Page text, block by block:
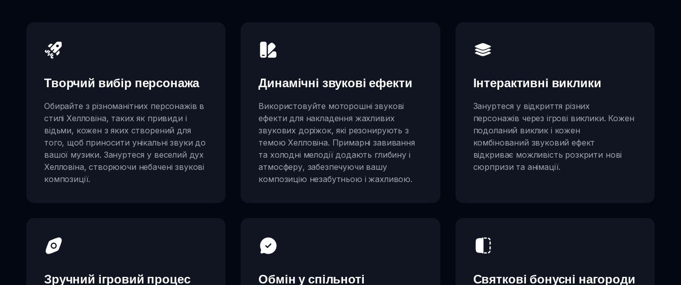
Творчий вибір персонажа
Обирайте з різноманітних персонажів в
стилі Хелловіна, таких як привиди і
відьми, кожен з яких створений для
того, щоб приносити унікальні звуки до
вашої музики. Зануртеся у веселий дух
Хелловіна, створюючи небачені звукові
композиції.
Динамічні звукові ефекти
Використовуйте моторошні звукові
ефекти для накладення жахливих
звукових доріжок, які резонирують з
темою Хелловіна. Примарні завивання
та холодні мелодії додають глибину і
атмосферу, забезпечуючи вашу
композицію незабутньою і жахливою.
Інтерактивні виклики
Зануртеся у відкриття різних
персонажів через ігрові виклики. Кожен
подоланий виклик і кожен
комбінований звуковий ефект
відкриває можливість розкрити нові
сюрпризи та анімації.
Зручний ігровий процес Обмін у спільноті Святкові бонусні нагороди